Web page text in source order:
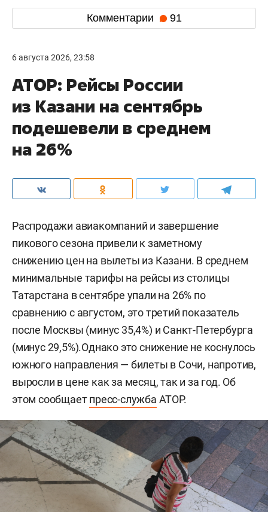
Комментарии 91
6 августа 2026, 23:58
АТОР: Рейсы России
из Казани на сентябрь
подешевели в среднем
на 26%
Распродажи авиакомпаний и завершение
пикового сезона привели к заметному
снижению цен на вылеты из Казани. В среднем
минимальные тарифы на рейсы из столицы
Татарстана в сентябре упали на 26% по
сравнению с августом, это третий показатель
после Москвы (минус 35,4%) и Санкт-Петербурга
(минус 29,5%).Однако это снижение не коснулось
южного направления — билеты в Сочи, напротив,
выросли в цене как за месяц, так и за год. Об
этом сообщаетпресс-служба АТОР.